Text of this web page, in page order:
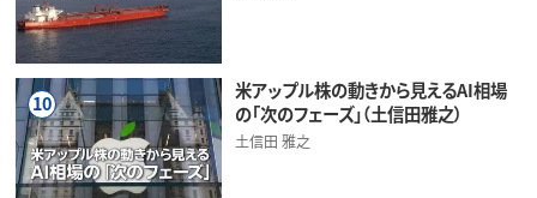
10
米アップル株の動きから見えるAI相場
の「次のフェーズ」（土信田雅之）
土信田 雅之